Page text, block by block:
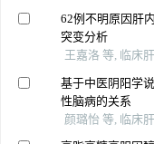
62例不明原因肝
突变分析
王嘉洛 等, 临床
基于中医阴阳学
性脑病的关系
颜璐怡 等, 临床